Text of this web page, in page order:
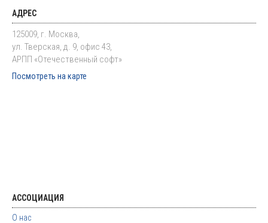
АДРЕС
125009, г. Москва,
ул. Тверская, д. 9, офис 43,
АРПП «Отечественный софт»
Посмотреть на карте
АССОЦИАЦИЯ
О нас